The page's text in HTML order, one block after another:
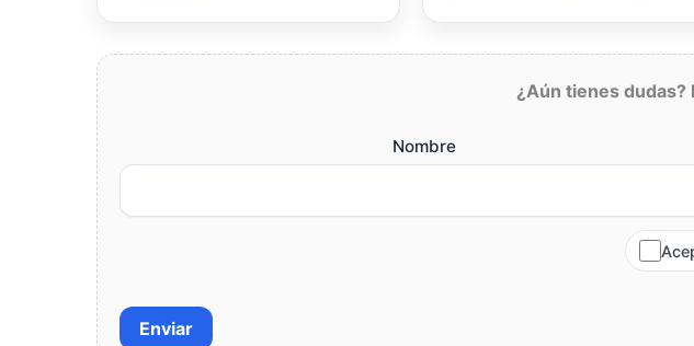
¿Aún tienes dudas?
Nombre
Enviar